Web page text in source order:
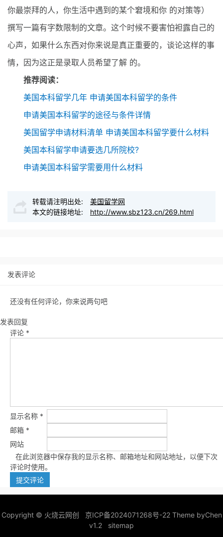
你最崇拜的人，你生活中遇到的某个窘境和你 的对策等）
撰写一篇有字数限制的文章。这个时候不要害怕袒露自己的
心声，如果什么东西对你来说是真正重要的，谈论这样的事
情，因为这正是录取人员希望了解 的。
推荐阅读：
美国本科留学几年 申请美国本科留学的条件
申请美国本科留学的途径与条件详情
美国留学申请材料清单 申请美国本科留学要什么材料
美国本科留学申请要选几所院校?
申请美国本科留学需要用什么材料
转载请注明出处:
美国留学网
本文的链接地址:
http://www.sbz123.cn/269.html
发表评论
还没有任何评论，你来说两句吧
发表回复
评论 *
显示名称 *
邮箱 *
网站
在此浏览器中保存我的显示名称、邮箱地址和网站地址，以便下次
评论时使用。
Copyright © 火烧云网创 京ICP备2024071268号-22Theme byChen
v1.2
sitemap